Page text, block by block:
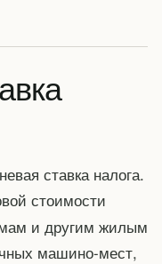
ставка налога.
стоимости
и другим жилым
машино-мест,